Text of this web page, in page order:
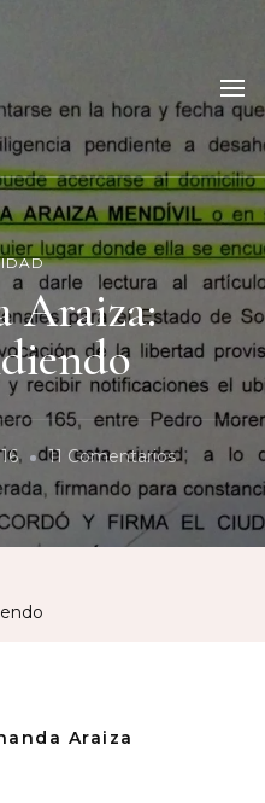
Araiza:
11 ComentariosEn
Fernanda
Araiza:
Araiza